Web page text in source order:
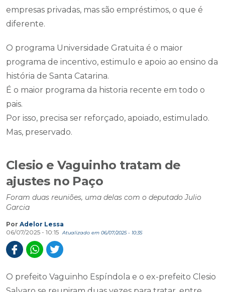
empresas privadas, mas são empréstimos, o que é
diferente.
O programa Universidade Gratuita é o maior
programa de incentivo, estimulo e apoio ao ensino da
história de Santa Catarina.
É o maior programa da historia recente em todo o
pais.
Por isso, precisa ser reforçado, apoiado, estimulado.
Mas, preservado.
Clesio e Vaguinho tratam de
ajustes no Paço
Foram duas reuniões, uma delas com o deputado Julio
Garcia
Por Adelor Lessa
06/07/2025 - 10:15
Atualizado em 06/07/2025 - 10:35
O prefeito Vaguinho Espíndola e o ex-prefeito Clesio